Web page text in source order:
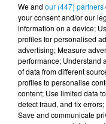
DERNIERS
We and our (447) partners
your consent and/or our
information on a device;
profiles for personalised
advertising; Measure
performance; Understand
of data from different
profiles to personalise
content; Use limited data
detect fraud, and fix
Save and communicate